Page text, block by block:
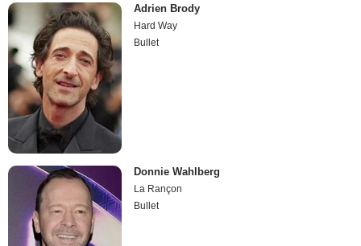
Adrien Brody
Hard Way
Bullet
Donnie Wahlberg
La Rançon
Bullet